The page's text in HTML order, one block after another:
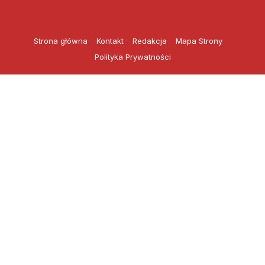
Strona główna Kontakt Redakcja
Mapa Strony
Polityka Prywatności